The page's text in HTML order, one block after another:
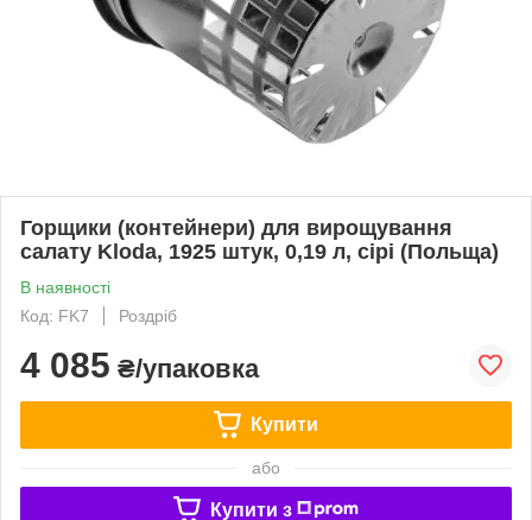
Горщики (контейнери) для вирощування
салату Kloda, 1925 штук, 0,19 л, сірі (Польща)
В наявності
Код: FK7
Роздріб
4 085 ₴/упаковка
Купити
або
Купити з